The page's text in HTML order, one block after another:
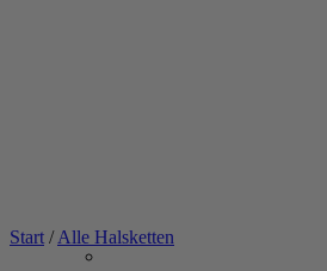
Start / Alle Halsketten